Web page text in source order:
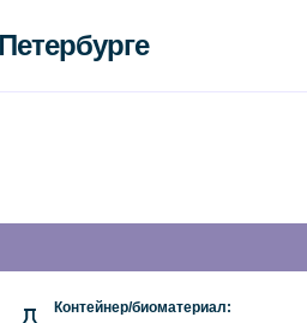
Контейнер/биоматериал: